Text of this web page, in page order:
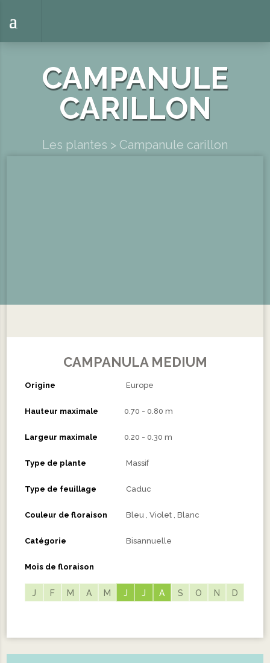
CAMPANULE
CARILLON
Les plantes > Campanule carillon
CAMPANULA MEDIUM
Origine Europe
Hauteur maximale 0.70 - 0.80 m
Largeur maximale 0.20 - 0.30 m
Type de plante Massif
Type de feuillage Caduc
Couleur de floraison Bleu Violet Blanc
Catégorie Bisannuelle
Mois de floraison
J F M A M J J A S O N D
J J A